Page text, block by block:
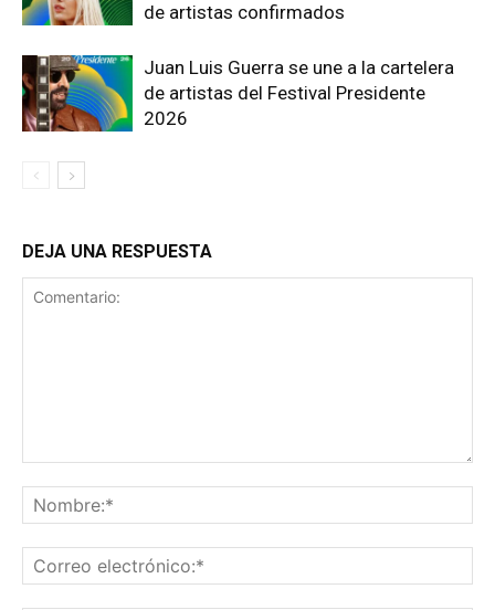
de artistas confirmados
Juan Luis Guerra se une a la cartelera
de artistas del Festival Presidente
2026
DEJA UNA RESPUESTA